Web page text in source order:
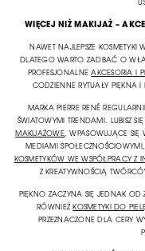
WIĘCEJ NIŻ MAKIJAŻ –
NAWET NAJLEPSZE
DLATEGO WARTO ZADBAĆ O
PROFESJONALNEAKCESORIA I
CODZIENNE RYTUAŁY PIĘKNA I
MARKA PIERRE RENÉ
ŚWIATOWYMI TRENDAMI. LUBISZ
MAKIJAŻOWE, WPASOWUJĄCE SIĘ
MEDIAMI
KOSMETYKÓW WE WSPÓŁPRACY Z
Z KREATYWNOŚCIĄ
PIĘKNO ZACZYNA SIĘ JEDNAK OD
RÓWNIEŻ KOSMETYKI DO
PRZEZNACZONE DLA CERY